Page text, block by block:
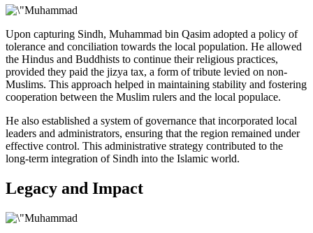
Upon capturing Sindh, Muhammad bin Qasim adopted a policy of
tolerance and conciliation towards the local population. He allowed
the Hindus and Buddhists to continue their religious practices,
provided they paid the jizya tax, a form of tribute levied on non-
Muslims. This approach helped in maintaining stability and fostering
cooperation between the Muslim rulers and the local populace.
He also established a system of governance that incorporated local
leaders and administrators, ensuring that the region remained under
effective control. This administrative strategy contributed to the
long-term integration of Sindh into the Islamic world.
Legacy and Impact